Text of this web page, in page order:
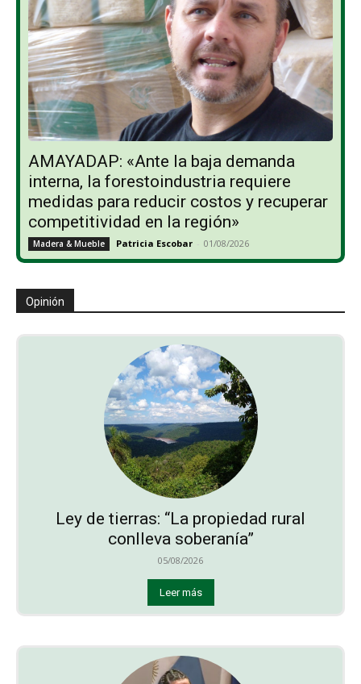
AMAYADAP: «Ante la baja demanda
interna, la forestoindustria requiere
medidas para reducir costos y recuperar
competitividad en la región»
Madera & Mueble Patricia Escobar - 01/08/2026
Opinión
Ley de tierras: “La propiedad rural
conlleva soberanía”
05/08/2026
Leer más